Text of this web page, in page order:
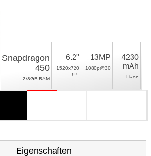
Snapdragon
450
2/3GB RAM
6.2"
1520x720
pix.
13MP
1080p@30
4230
mAh
Li-Ion
Eigenschaften